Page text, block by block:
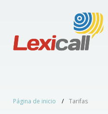
Página de inicio Tarifas